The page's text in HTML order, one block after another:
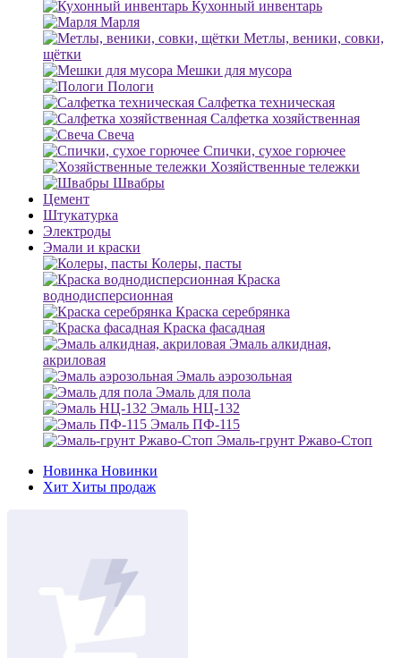
Кухонный инвентарь
Марля
Метлы, веники, совки,
щётки
Мешки для мусора
Пологи
Салфетка техническая
Салфетка хозяйственная
Свеча
Спички, сухое горючее
Хозяйственные тележки
Швабры
Цемент
Штукатурка
Электроды
Эмали и краски
Колеры, пасты
Краска
воднодисперсионная
Краска серебрянка
Краска фасадная
Эмаль алкидная,
акриловая
Эмаль аэрозольная
Эмаль для пола
Эмаль НЦ-132
Эмаль ПФ-115
Эмаль-грунт Ржаво-Стоп
Новинка Новинки
Хит Хиты продаж